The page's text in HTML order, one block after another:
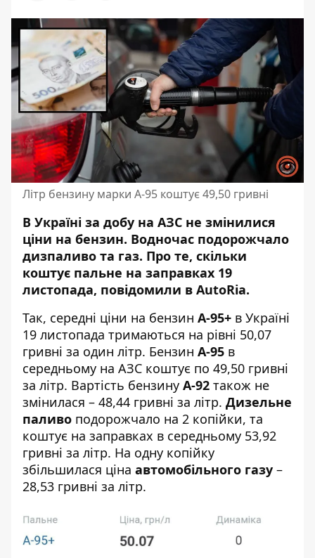
Літр бензину марки А-95 коштує 49,50 гривні
В Україні за добу на АЗС не змінилися
ціни на бензин. Водночас подорожчало
дизпаливо та газ. Про те, скільки
коштує пальне на заправках 19
листопада, повідомили в AutoRia.
Так, середні ціни на бензин А-95+ в Україні
19 листопада тримаються на рівні 50,07
гривні за один літр. Бензин А-95 в
середньому на АЗС коштує по 49,50 гривні
за літр. Вартість бензину А-92 також не
змінилася – 48,44 гривні за літр. Дизельне
паливо подорожчало на 2 копійки, та
коштує на заправках в середньому 53,92
гривні за літр. На одну копійку
збільшилася ціна автомобільного газу –
28,53 гривні за літр.